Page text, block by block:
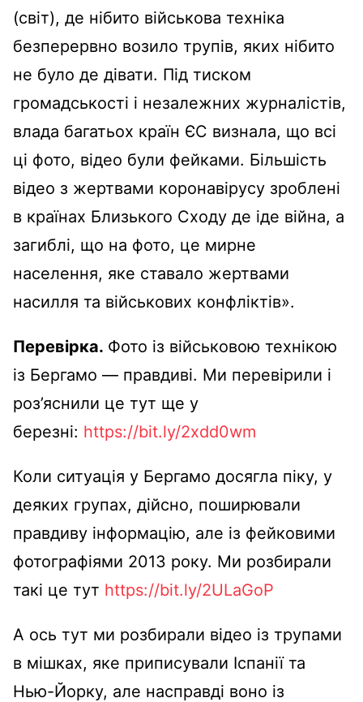
(світ), де нібито військова техніка
безперервно возило трупів, яких нібито
не було де дівати. Під тиском
громадськості і незалежних журналістів,
влада багатьох країн ЄС визнала, що всі
ці фото, відео були фейками. Більшість
відео з жертвами коронавірусу зроблені
в країнах Близького Сходу де іде війна, а
загиблі, що на фото, це мирне
населення, яке ставало жертвами
насилля та військових конфліктів».
Перевірка. Фото із військовою технікою
із Бергамо — правдиві. Ми перевірили і
роз’яснили це тут ще у
березні: https://bit.ly/2xdd0wm
Коли ситуація у Бергамо досягла піку, у
деяких групах, дійсно, поширювали
правдиву інформацію, але із фейковими
фотографіями 2013 року. Ми розбирали
такі це тут https://bit.ly/2ULaGoP
А ось тут ми розбирали відео із трупами
в мішках, яке приписували Іспанії та
Нью-Йорку, але насправді воно із